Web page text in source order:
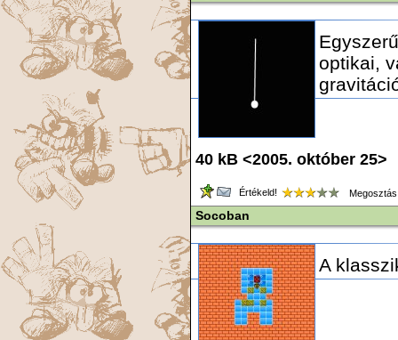
optikai,
40 kB <2005. október
Értékeld!
Socoban
A